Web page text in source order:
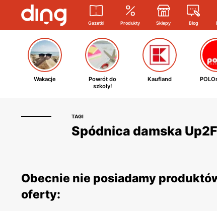
Gazetki Produkty Sklepy Blog
Wakacje
Powrót do
szkoły!
Kaufland
TAGI
Spódnica damska
Obecnie nie posiadamy
oferty: